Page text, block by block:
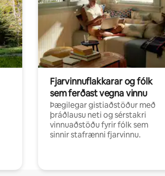
Fjarvinnuflakkarar og fólk
sem ferðast vegna vinnu
Þægilegar gistiaðstöður með
þráðlausu neti og sérstakri
vinnuaðstöðu fyrir fólk sem
sinnir stafrænni fjarvinnu.